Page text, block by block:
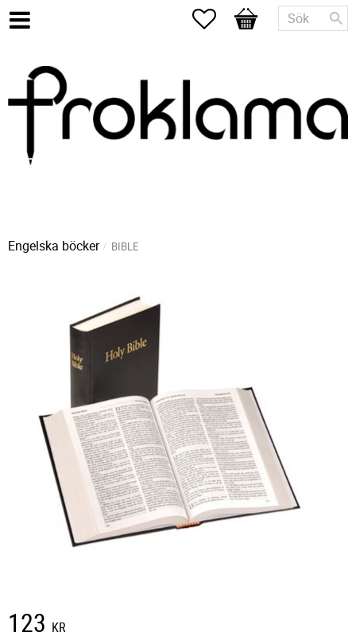
Favoriter
Kundvagn
Engelska böcker BIBLE
123 KR